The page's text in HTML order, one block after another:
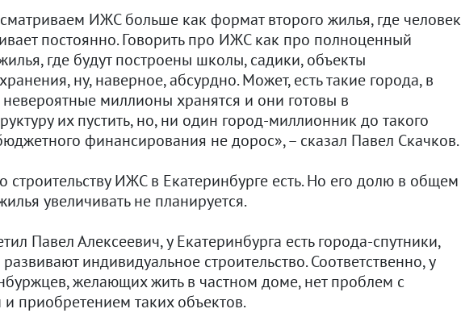
ИЖС больше как формат второго жилья, где человек
постоянно. Говорить про ИЖС как про полноценный
где будут построены школы, садики, объекты
ну, наверное, абсурдно. Может, есть такие города, в
миллионы хранятся и они готовы в
их пустить, но, ни один город-миллионник до такого
финансирования не дорос», – сказал Павел Скачков.
строительству ИЖС в Екатеринбурге есть. Но его долю в общем
увеличивать не планируется.
Павел Алексеевич, у Екатеринбурга есть города-спутники,
индивидуальное строительство. Соответственно, у
желающих жить в частном доме, нет проблем с
приобретением таких объектов.